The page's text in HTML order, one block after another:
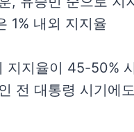
1% 내외 지지율
지율이 45-50%
전 대통령 시기에